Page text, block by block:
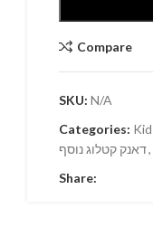
Compare
SKU: N/A
Categories:
דאנק קטלוג נוסף,
Share: